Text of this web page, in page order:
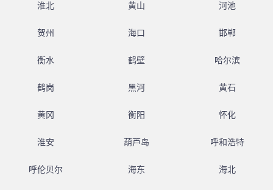
淮北 黄山 河池
贺州 海口 邯郸
衡水 鹤壁 哈尔滨
鹤岗 黑河 黄石
黄冈 衡阳 怀化
淮安 葫芦岛 呼和浩特
呼伦贝尔 海东 海北